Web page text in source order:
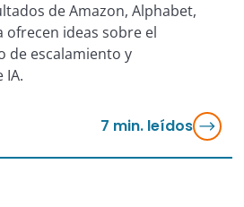
de Amazon, Alphabet,
ofrecen ideas sobre el
de escalamiento y
IA.
7 min. leídos